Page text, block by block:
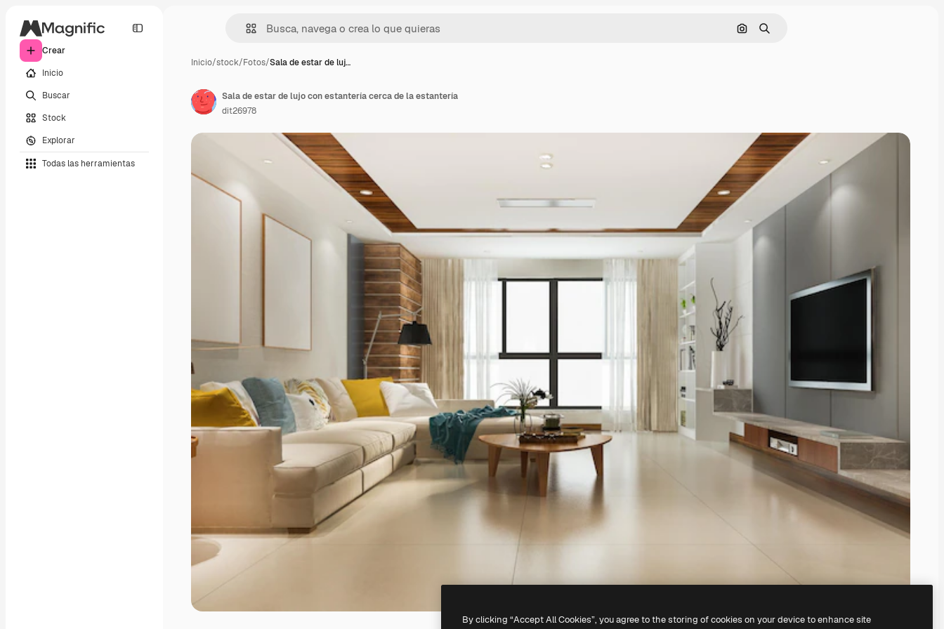
Crear
Inicio
Buscar
Stock
Explorar
Todas las herramientas
Buscar por imagen
Buscar
Inicio/stock/Fotos/Sala de estar de luj…
Sala de estar de lujo con estantería cerca de la estantería
dit26978
By clicking “Accept All Cookies”, you agree to the storing of cookies on your device to enhance site